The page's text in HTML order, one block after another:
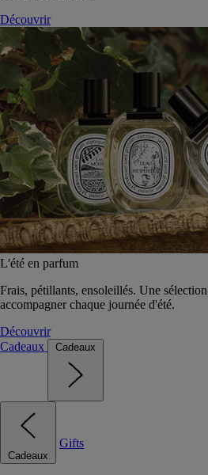
Découvrir
L'été en parfum
Frais, pétillants, ensoleillés. Une
accompagner chaque journée d'été.
Découvrir
Cadeaux
Cadeaux
Cadeaux
Gifts